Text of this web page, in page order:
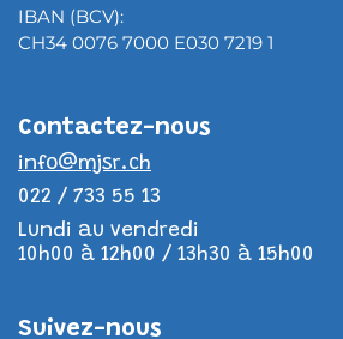
IBAN (BCV):
CH34 0076 7000 E030 7219 1
Contac​tez-nous
info@mjsr.ch
022 / 733 55 13
Lundi au vendredi
10h00 à 12h00 / 13h30 à 15h00
Suivez-nous